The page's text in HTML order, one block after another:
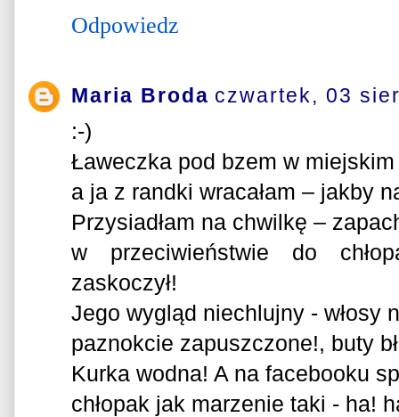
Odpowiedz
Maria Broda czwartek, 03
:-)
Ławeczka pod bzem w miejskim
a ja z randki wracałam – jakby
Przysiadłam na chwilkę –
w przeciwieństwie do
zaskoczył!
Jego wygląd niechlujny - włosy
paznokcie zapuszczone!, buty
Kurka wodna! A na facebooku
chłopak jak marzenie taki - ha!